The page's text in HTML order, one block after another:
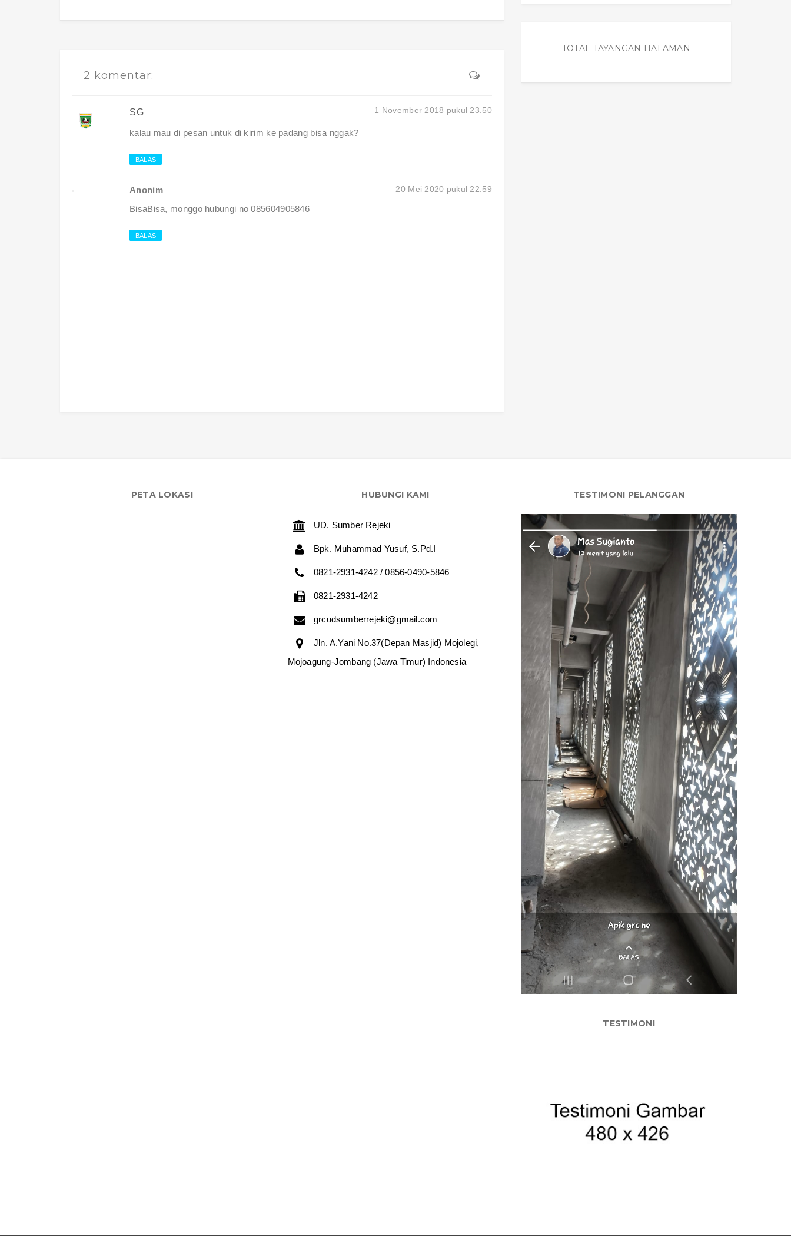
2 komentar:
SG 1 November 2018 pukul 23.50
kalau mau di pesan untuk di kirim ke padang bisa nggak?
BALAS
Anonim 20 Mei 2020 pukul 22.59
BisaBisa, monggo hubungi no 085604905846
BALAS
TOTAL TAYANGAN HALAMAN
PETA LOKASI HUBUNGI KAMI
UD. Sumber Rejeki
Bpk. Muhammad Yusuf, S.Pd.I
0821-2931-4242 / 0856-0490-5846
0821-2931-4242
grcudsumberrejeki@gmail.com
Jln. A.Yani No.37(Depan Masjid) Mojolegi,
Mojoagung-Jombang (Jawa Timur) Indonesia
TESTIMONI PELANGGAN
TESTIMONI